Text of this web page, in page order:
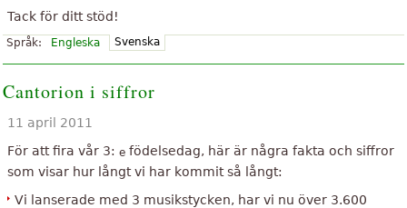
Tack för ditt stöd!
Språk: Engleska Svenska
Cantorion i siffror
11 april 2011
För att fira vår 3: e födelsedag, här är några fakta och siffror
som visar hur långt vi har kommit så långt:
Vi lanserade med 3 musikstycken, har vi nu över 3.600